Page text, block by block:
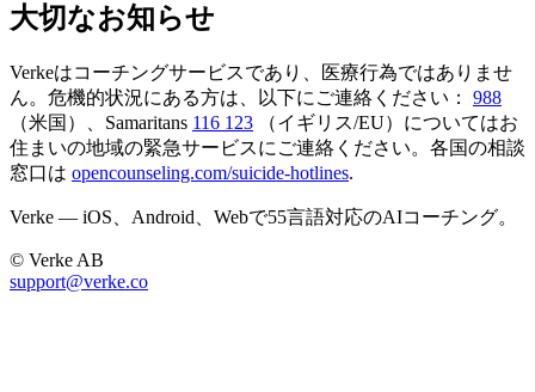
大切なお知らせ
Verkeはコーチングサービスであり、医療行為ではありませ
ん。危機的状況にある方は、以下にご連絡ください：
988
（米国）、Samaritans 116 123
（イギリス/EU）についてはお
住まいの地域の緊急サービスにご連絡ください。各国の相談
窓口は opencounseling.com/suicide-hotlines.
Verke — iOS、Android、Webで55言語対応のAIコーチング。
© Verke AB
support@verke.co